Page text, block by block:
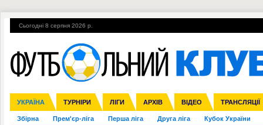
Сьогодні 8 серпня 2026 р.
УКРАЇНА ТУРНІРИ ЛІГИ АРХІВ ВІДЕО ТРАНСЛЯЦІЇ
Збірна Прем'єр-ліга Перша ліга Друга ліга Кубок України
Ліга чемпіонів Ліга Європи Міжнародні Ліга націй Ліга
Англія Іспанія Італія Німеччина Франція Інші
ЧС-2014 ЄВРО-2016 Росія Кубок конфедерацій ЧЄ-2015 (U-
Гарячі теми УПЛ, 2-й тур ВІЙНА УПЛ-ПЕРЕХОДИ